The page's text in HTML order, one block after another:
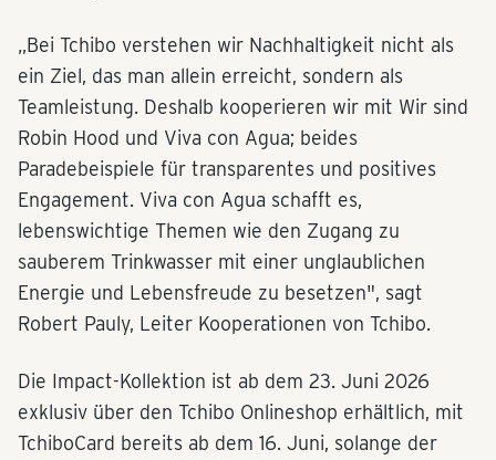
„Bei Tchibo verstehen wir Nachhaltigkeit nicht als
ein Ziel, das man allein erreicht, sondern als
Teamleistung. Deshalb kooperieren wir mit Wir sind
Robin Hood und Viva con Agua; beides
Paradebeispiele für transparentes und positives
Engagement. Viva con Agua schafft es,
lebenswichtige Themen wie den Zugang zu
sauberem Trinkwasser mit einer unglaublichen
Energie und Lebensfreude zu besetzen", sagt
Robert Pauly, Leiter Kooperationen von Tchibo.
Die Impact-Kollektion ist ab dem 23. Juni 2026
exklusiv über den Tchibo Onlineshop erhältlich, mit
TchiboCard bereits ab dem 16. Juni, solange der